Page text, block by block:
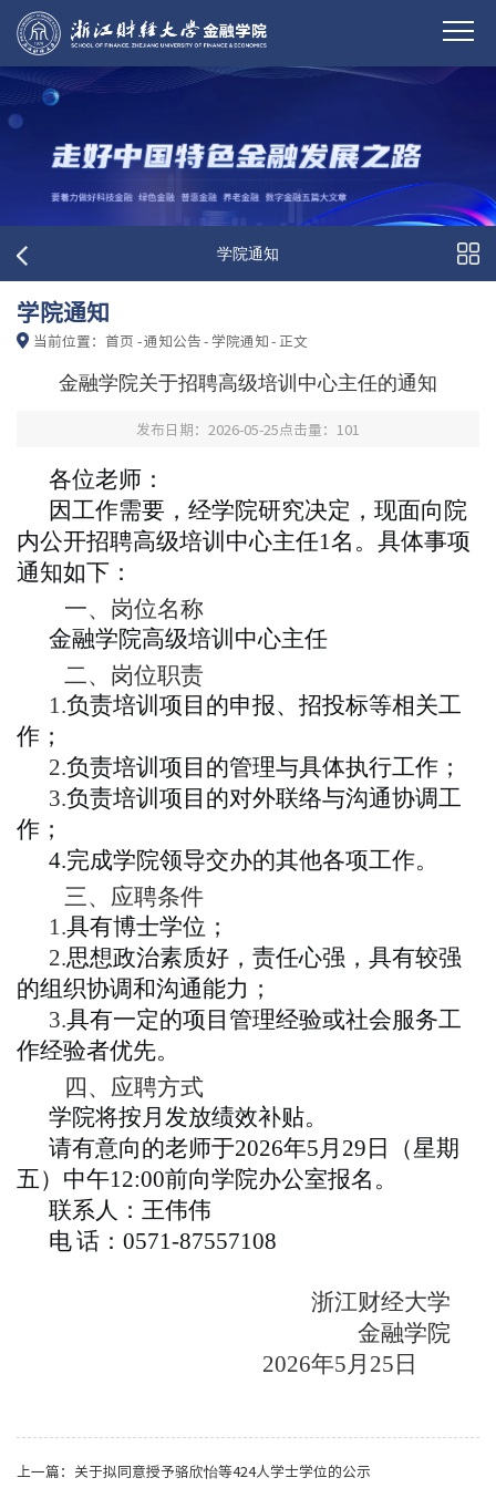
学院通知
学院通知
当前位置：首页 -通知公告-学院通知-正文
金融学院关于招聘高级培训中心主任的通知
发布日期：2026-05-25点击量： 101
各位老师：
因工作需要，经学院研究决定，现面向院
内公开招聘高级培训 中心主任1名。具体事项
通知如下：
一、 岗位名称
金融学院高级培训 中心主任
二、 岗位职责
1.负责培训 项目 的申报、招投标等相关工
作；
2.负责培训 项目的管理与具体执行工作；
3.负责培训项目 的对外联络与沟通协调工
作；
4.完成学院领导交办的其他各项工作。
三、 应聘条件
1.具有博士学位；
2.思想政治素质好， 责任心强 ，具有较强
的组织协调和沟通能力；
3.具有一定的项目管理经验或社会服务工
作经验者优先。
四、 应聘方式
学院将按月发放绩效补贴。
请有意向的老师于2026年5月 29 日（星期
五）中午12:00前向学院办公室报名。
联系人：王伟伟
电话： 0571-87557108
浙江财经大学
金融学院
2026年5月 25 日
上一篇： 关于拟同意授予骆欣怡等424人学士学位的公示